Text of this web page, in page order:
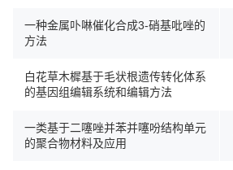
一种金属卟啉催化合成3-硝基吡唑的
方法
白花草木樨基于毛状根遗传转化体系
的基因组编辑系统和编辑方法
一类基于二噻唑并苯并噻吩结构单元
的聚合物材料及应用